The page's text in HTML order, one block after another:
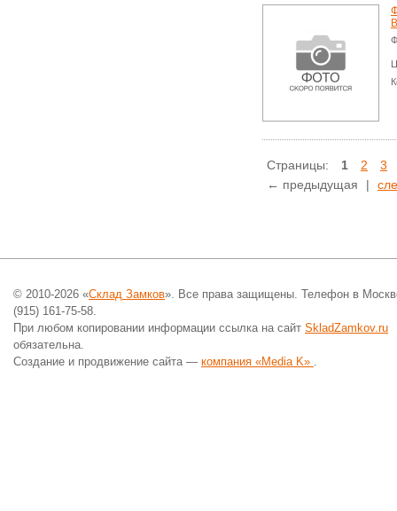
Страницы: 1 2
3
← предыдущая
|
© 2010-2026 «Склад Замков». Все права защищены. Телефон в
(915) 161-75-58.
При любом копировании информации ссылка на сайт SkladZamkov.ru
обязательна.
Создание и продвижение сайта — компания «Media K» .